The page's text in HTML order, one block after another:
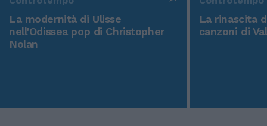
La modernità di Ulisse
nell'Odissea pop di Christopher
Nolan
La rinascita
canzoni di